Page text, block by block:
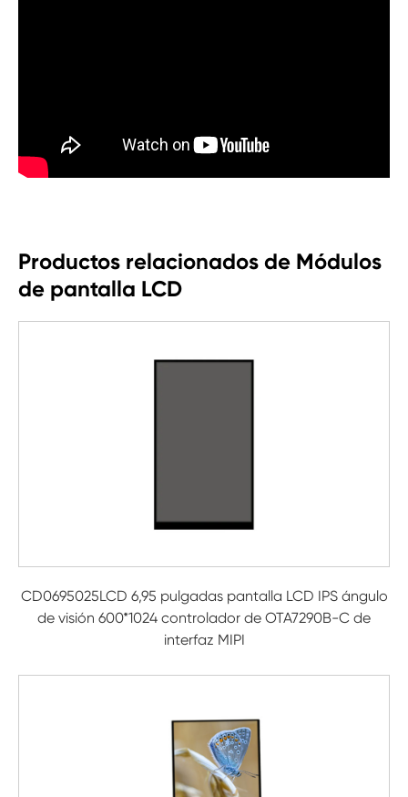
Productos relacionados de Módulos
de pantalla LCD
CD0695025LCD 6,95 pulgadas pantalla LCD IPS ángulo
de visión 600*1024 controlador de OTA7290B-C de
interfaz MIPI